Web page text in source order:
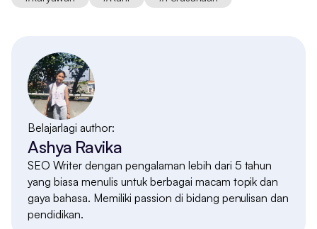
Belajarlagi author:
Ashya Ravika
SEO Writer dengan pengalaman lebih dari 5 tahun
yang biasa menulis untuk berbagai macam topik dan
gaya bahasa. Memiliki passion di bidang penulisan dan
pendidikan.